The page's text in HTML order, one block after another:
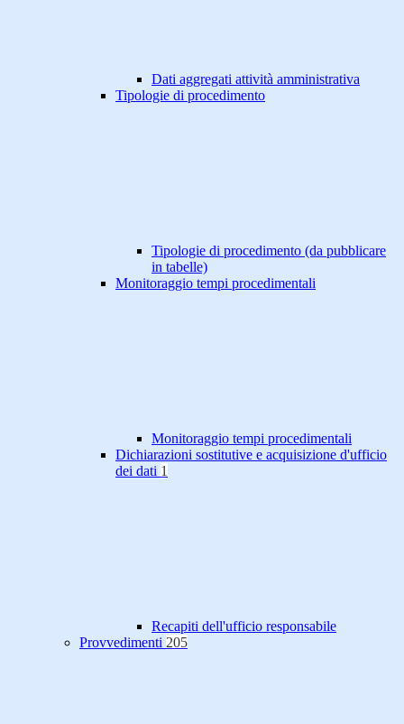
Dati aggregati attività amministrativa
Tipologie di procedimento
Tipologie di procedimento (da pubblicare
in tabelle)
Monitoraggio tempi procedimentali
Monitoraggio tempi procedimentali
Dichiarazioni sostitutive e acquisizione d'ufficio
dei dati 1
Recapiti dell'ufficio responsabile
Provvedimenti 205